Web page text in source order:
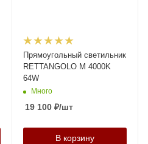
Прямоугольный светильник
RETTANGOLO M 4000K
64W
Много
19 100₽/шт
В корзину